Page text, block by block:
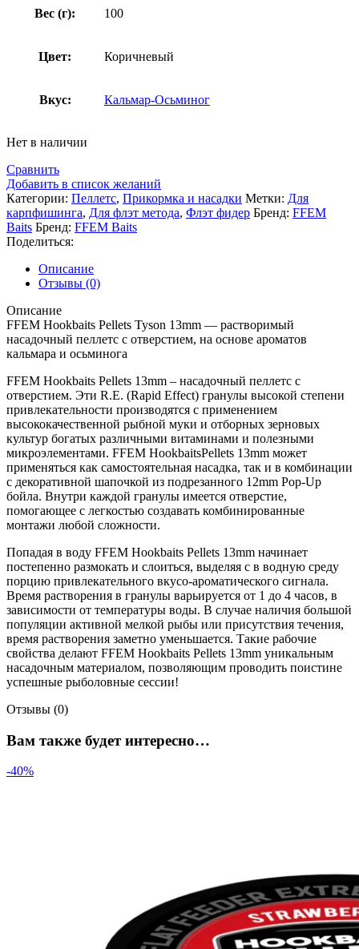
Вес (г): 100
Цвет: Коричневый
Вкус: Кальмар-Осьминог
Нет в наличии
Сравнить
Добавить в список желаний
Категории: Пеллетс, Прикормка и насадки Метки: Для
карпфишинга, Для флэт метода, Флэт фидер Бренд: FFEM
Baits Бренд: FFEM Baits
Поделиться:
Описание
Отзывы (0)
Описание
FFEM Hookbaits Pellets Tyson 13mm — растворимый
насадочный пеллетс с отверстием, на основе ароматов
кальмара и осьминога
FFEM Hookbaits Pellets 13mm – насадочный пеллетс с
отверстием. Эти R.E. (Rapid Effect) гранулы высокой степени
привлекательности производятся с применением
высококачественной рыбной муки и отборных зерновых
культур богатых различными витаминами и полезными
микроэлементами. FFEM HookbaitsPellets 13mm может
применяться как самостоятельная насадка, так и в комбинации
с декоративной шапочкой из подрезанного 12mm Pop-Up
бойла. Внутри каждой гранулы имеется отверстие,
помогающее с легкостью создавать комбинированные
монтажи любой сложности.
Попадая в воду FFEM Hookbaits Pellets 13mm начинает
постепенно размокать и слоиться, выделяя с в водную среду
порцию привлекательного вкусо-ароматического сигнала.
Время растворения в гранулы варьируется от 1 до 4 часов, в
зависимости от температуры воды. В случае наличия большой
популяции активной мелкой рыбы или присутствия течения,
время растворения заметно уменьшается. Такие рабочие
свойства делают FFEM Hookbaits Pellets 13mm уникальным
насадочным материалом, позволяющим проводить поистине
успешные рыболовные сессии!
Отзывы (0)
Вам также будет интересно…
-40%